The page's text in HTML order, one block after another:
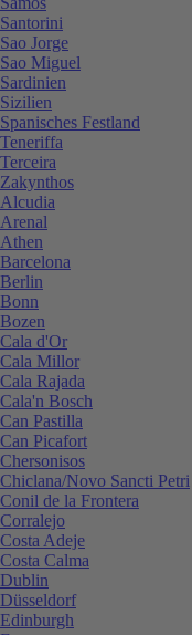
Santorini
Sao Jorge
Sao Miguel
Sardinien
Sizilien
Spanisches Festland
Teneriffa
Terceira
Zakynthos
Alcudia
Arenal
Athen
Barcelona
Berlin
Bonn
Bozen
Cala d'Or
Cala Millor
Cala Rajada
Cala'n Bosch
Can Pastilla
Can Picafort
Chersonisos
Chiclana/Novo Sancti Petri
Conil de la Frontera
Corralejo
Costa Adeje
Costa Calma
Dublin
Düsseldorf
Edinburgh